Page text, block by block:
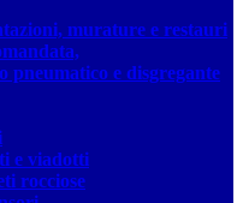
murature e restauri
pneumatico e disgregante
e viadotti
rocciose